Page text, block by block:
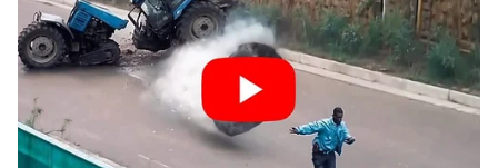
എന്നിവരാണ്
അന്വേഷണസംഘത്തിലുണ്ടായിരുന്നത്.